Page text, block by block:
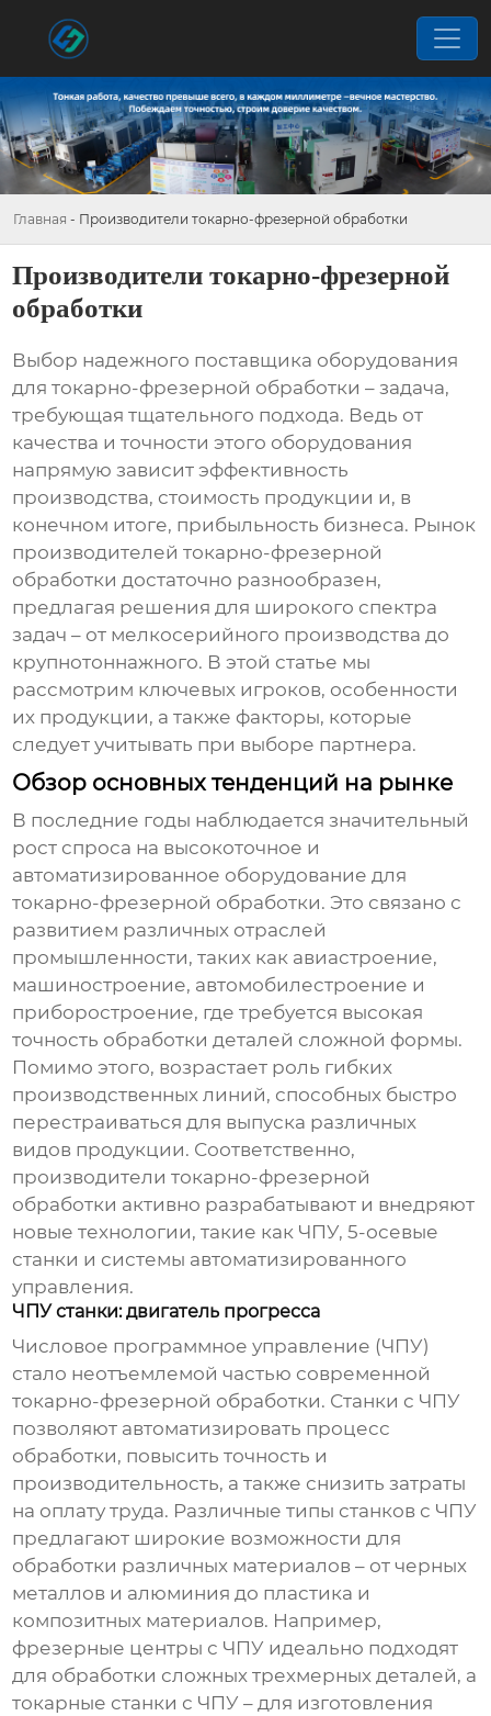
Главная - Производители токарно-фрезерной обработки
Производители токарно-фрезерной
обработки
Выбор надежного поставщика оборудования
длятокарно-фрезерной обработки – задача,
требующая тщательного подхода. Ведь от
качества и точности этого оборудования
напрямую зависит эффективность
производства, стоимость продукции и, в
конечном итоге, прибыльность бизнеса. Рынок
производителей токарно-фрезерной
обработки достаточно разнообразен,
предлагая решения для широкого спектра
задач – от мелкосерийного производства до
крупнотоннажного. В этой статье мы
рассмотрим ключевых игроков, особенности
их продукции, а также факторы, которые
следует учитывать при выборе партнера.
Обзор основных тенденций на рынке
В последние годы наблюдается значительный
рост спроса на высокоточное и
автоматизированное оборудование для
токарно-фрезерной обработки. Это связано с
развитием различных отраслей
промышленности, таких как авиастроение,
машиностроение, автомобилестроение и
приборостроение, где требуется высокая
точность обработки деталей сложной формы.
Помимо этого, возрастает роль гибких
производственных линий, способных быстро
перестраиваться для выпуска различных
видов продукции. Соответственно,
производители токарно-фрезерной
обработки активно разрабатывают и внедряют
новые технологии, такие как ЧПУ, 5-осевые
станки и системы автоматизированного
управления.
ЧПУ станки: двигатель прогресса
Числовое программное управление (ЧПУ)
стало неотъемлемой частью современной
токарно-фрезерной обработки. Станки с ЧПУ
позволяют автоматизировать процесс
обработки, повысить точность и
производительность, а также снизить затраты
на оплату труда. Различные типы станков с ЧПУ
предлагают широкие возможности для
обработки различных материалов – от черных
металлов и алюминия до пластика и
композитных материалов. Например,
фрезерные центры с ЧПУ идеально подходят
для обработки сложных трехмерных деталей, а
токарные станки с ЧПУ – для изготовления